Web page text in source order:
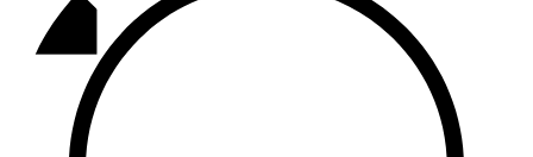
Базарлы матак
107,1 FM
Балык бистәсе